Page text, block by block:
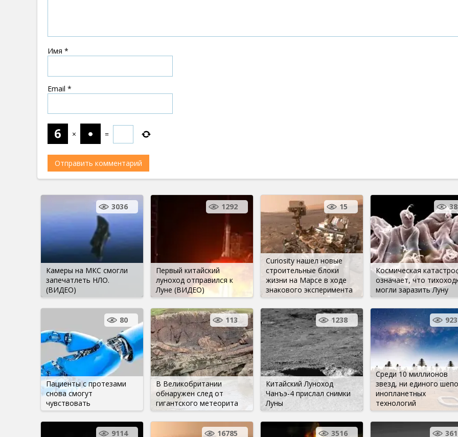
Имя *
Email *
× =
Камеры на МКС смогли
запечатлеть НЛО.
(ВИДЕО)
3036
Первый китайский
луноход отправился к
Луне (ВИДЕО)
1292
Curiosity нашел новые
строительные блоки
жизни на Марсе в ходе
знакового эксперимента
15
Космическая
означает, что
могли заразить Луну
38
Пациенты с протезами
снова смогут
чувствовать
80
В Великобритании
обнаружен след от
гигантского метеорита
113
Китайский Луноход
Чанъэ-4 прислал снимки
Луны
1238
Среди 10 миллионов
звезд, ни единого
инопланетных
технологий
923
9114 16785 3516 361